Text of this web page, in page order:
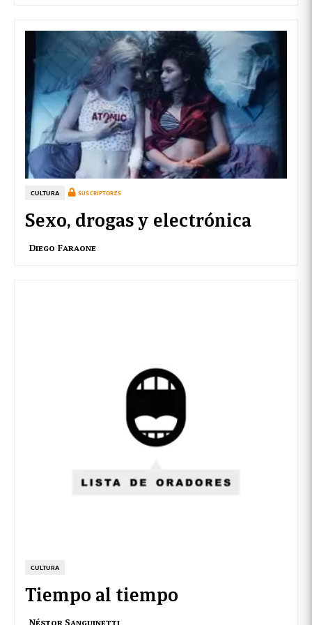
CULTURA SUSCRIPTORES
Sexo, drogas y electrónica
Diego Faraone
CULTURA
Tiempo al tiempo
Néstor Sanguinetti